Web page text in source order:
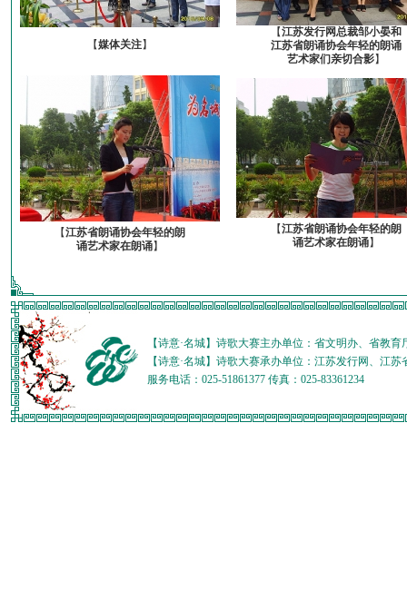
【媒体关注】
【江苏发行网总裁邹小晏和
江苏省朗诵协会年轻的朗诵
艺术家们亲切合影】
【江苏省朗诵协会年轻的朗
诵艺术家在朗诵】
【江苏省朗诵协会年轻的朗
诵艺术家在朗诵】
【诗意·名城】诗歌大赛主办单位：省文明办、省教
【诗意·名城】诗歌大赛承办单位：江苏发行网、江
服务电话：025-51861377 传真：025-83361234